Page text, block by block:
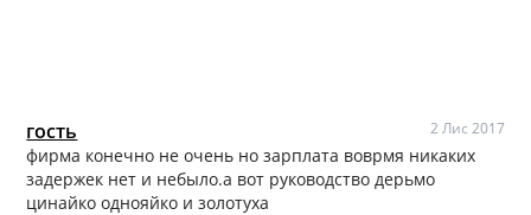
гость 2 Лис 2017
фирма конечно не очень но зарплата воврмя никаких
задержек нет и небыло.а вот руководство дерьмо
цинайко однояйко и золотуха